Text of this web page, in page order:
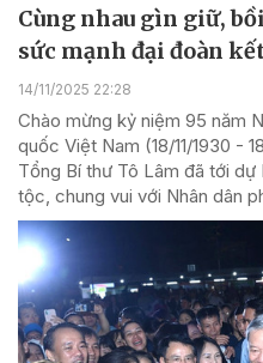
Cùng nhau gìn giữ,
sức mạnh đại đoàn
14/11/2025 22:28
Chào mừng kỷ niệm 95 năm
quốc Việt Nam (18/11/1930 -
Tổng Bí thư Tô Lâm đã tới
tộc, chung vui với Nhân dân